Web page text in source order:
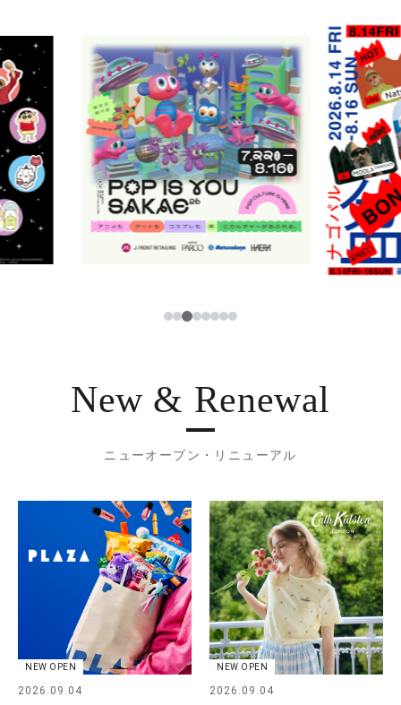
レストラン・カフェ
TAX FREE
PARCOメンバーズ
ภาษาไทย
日本語
1234567
New & Renewal
ニューオープン・リニューアル
NEW OPEN
2026.09.04
NEW OPEN
2026.09.04